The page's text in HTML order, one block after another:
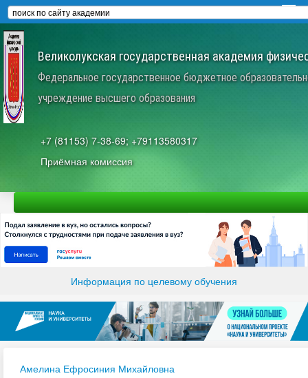
Великолукская государственная академия
Федеральное государственное бюджетное
учреждение высшего образования
+7 (81153) 7-38-69; +79113580317
Приёмная комиссия
Информация по целевому обучения
Амелина Ефросиния Михайловна